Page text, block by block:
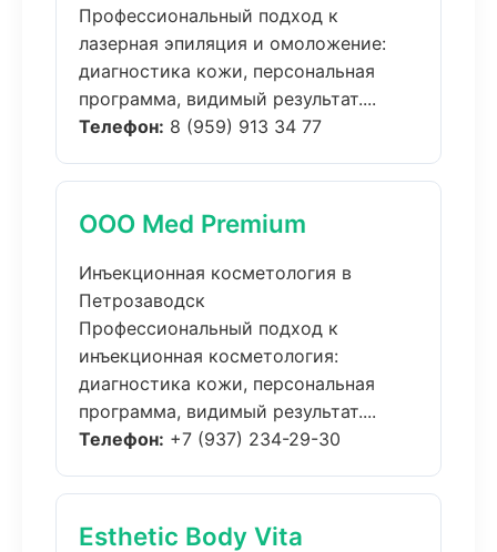
Профессиональный подход к
лазерная эпиляция и омоложение:
диагностика кожи, персональная
программа, видимый результат....
Телефон: 8 (959) 913 34 77
ООО Med Premium
Инъекционная косметология в
Петрозаводск
Профессиональный подход к
инъекционная косметология:
диагностика кожи, персональная
программа, видимый результат....
Телефон: +7 (937) 234-29-30
Esthetic Body Vita